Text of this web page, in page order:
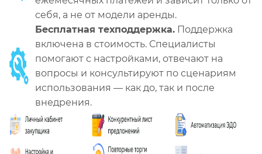
себя, а не от модели аренды.
Бесплатная техподдержка. Поддержка
включена в стоимость. Специалисты
помогают с настройками, отвечают на
вопросы и консультируют по сценариям
использования — как до, так и после
внедрения.